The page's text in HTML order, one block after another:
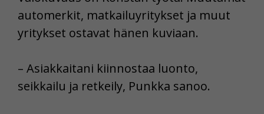
automerkit, matkailuyritykset ja muut
yritykset ostavat hänen kuviaan.
– Asiakkaitani kiinnostaa luonto,
seikkailu ja retkeily, Punkka sanoo.